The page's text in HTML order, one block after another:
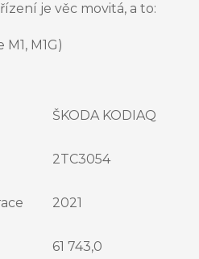
je věc movitá, a to:
M1G)
ŠKODA KODIAQ
2TC3054
2021
61 743,0